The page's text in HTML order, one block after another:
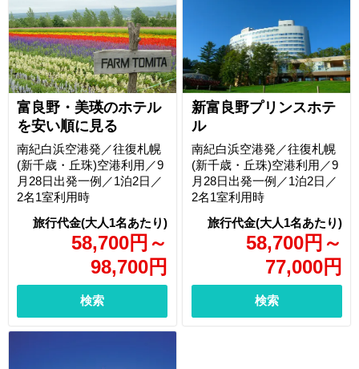
富良野・美瑛のホテル
を安い順に見る
58,700円 ～
98,700円
南紀白浜空港発／往復札幌
(新千歳・丘珠)空港利用／9
月28日出発一例／1泊2日／
2名1室利用時
検索
新富良野プリンスホテ
ル
58,700円 ～
77,000円
南紀白浜空港発／往復札幌
(新千歳・丘珠)空港利用／9
月28日出発一例／1泊2日／
2名1室利用時
検索